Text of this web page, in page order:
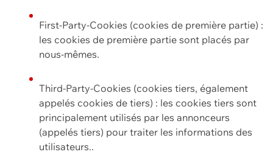
First-Party-Cookies (cookies de première partie) :
les cookies de première partie sont placés par
nous-mêmes.
Third-Party-Cookies (cookies tiers, également
appelés cookies de tiers) : les cookies tiers sont
principalement utilisés par les annonceurs
(appelés tiers) pour traiter les informations des
utilisateurs..